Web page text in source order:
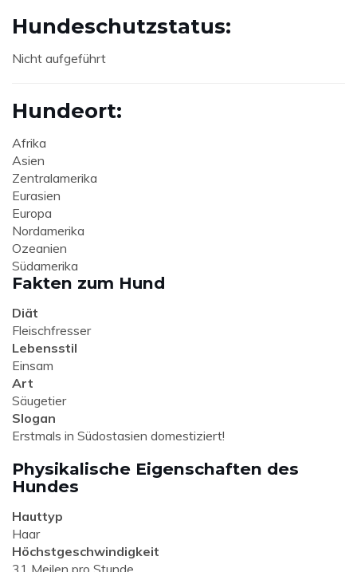
Hundeschutzstatus:
Nicht aufgeführt
Hundeort:
Afrika
Asien
Zentralamerika
Eurasien
Europa
Nordamerika
Ozeanien
Südamerika
Fakten zum Hund
Diät
Fleischfresser
Lebensstil
Einsam
Art
Säugetier
Slogan
Erstmals in Südostasien domestiziert!
Physikalische Eigenschaften des
Hundes
Hauttyp
Haar
Höchstgeschwindigkeit